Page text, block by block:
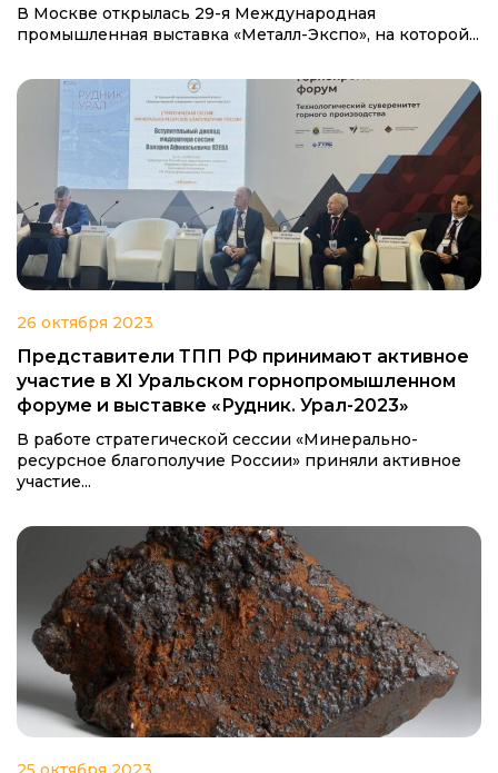
В Москве открылась 29-я Международная
промышленная выставка «Металл-Экспо», на которой...
26 октября 2023
Представители ТПП РФ принимают активное
участие в XI Уральском горнопромышленном
форуме и выставке «Рудник. Урал-2023»
В работе стратегической сессии «Минерально-
ресурсное благополучие России» приняли активное
участие...